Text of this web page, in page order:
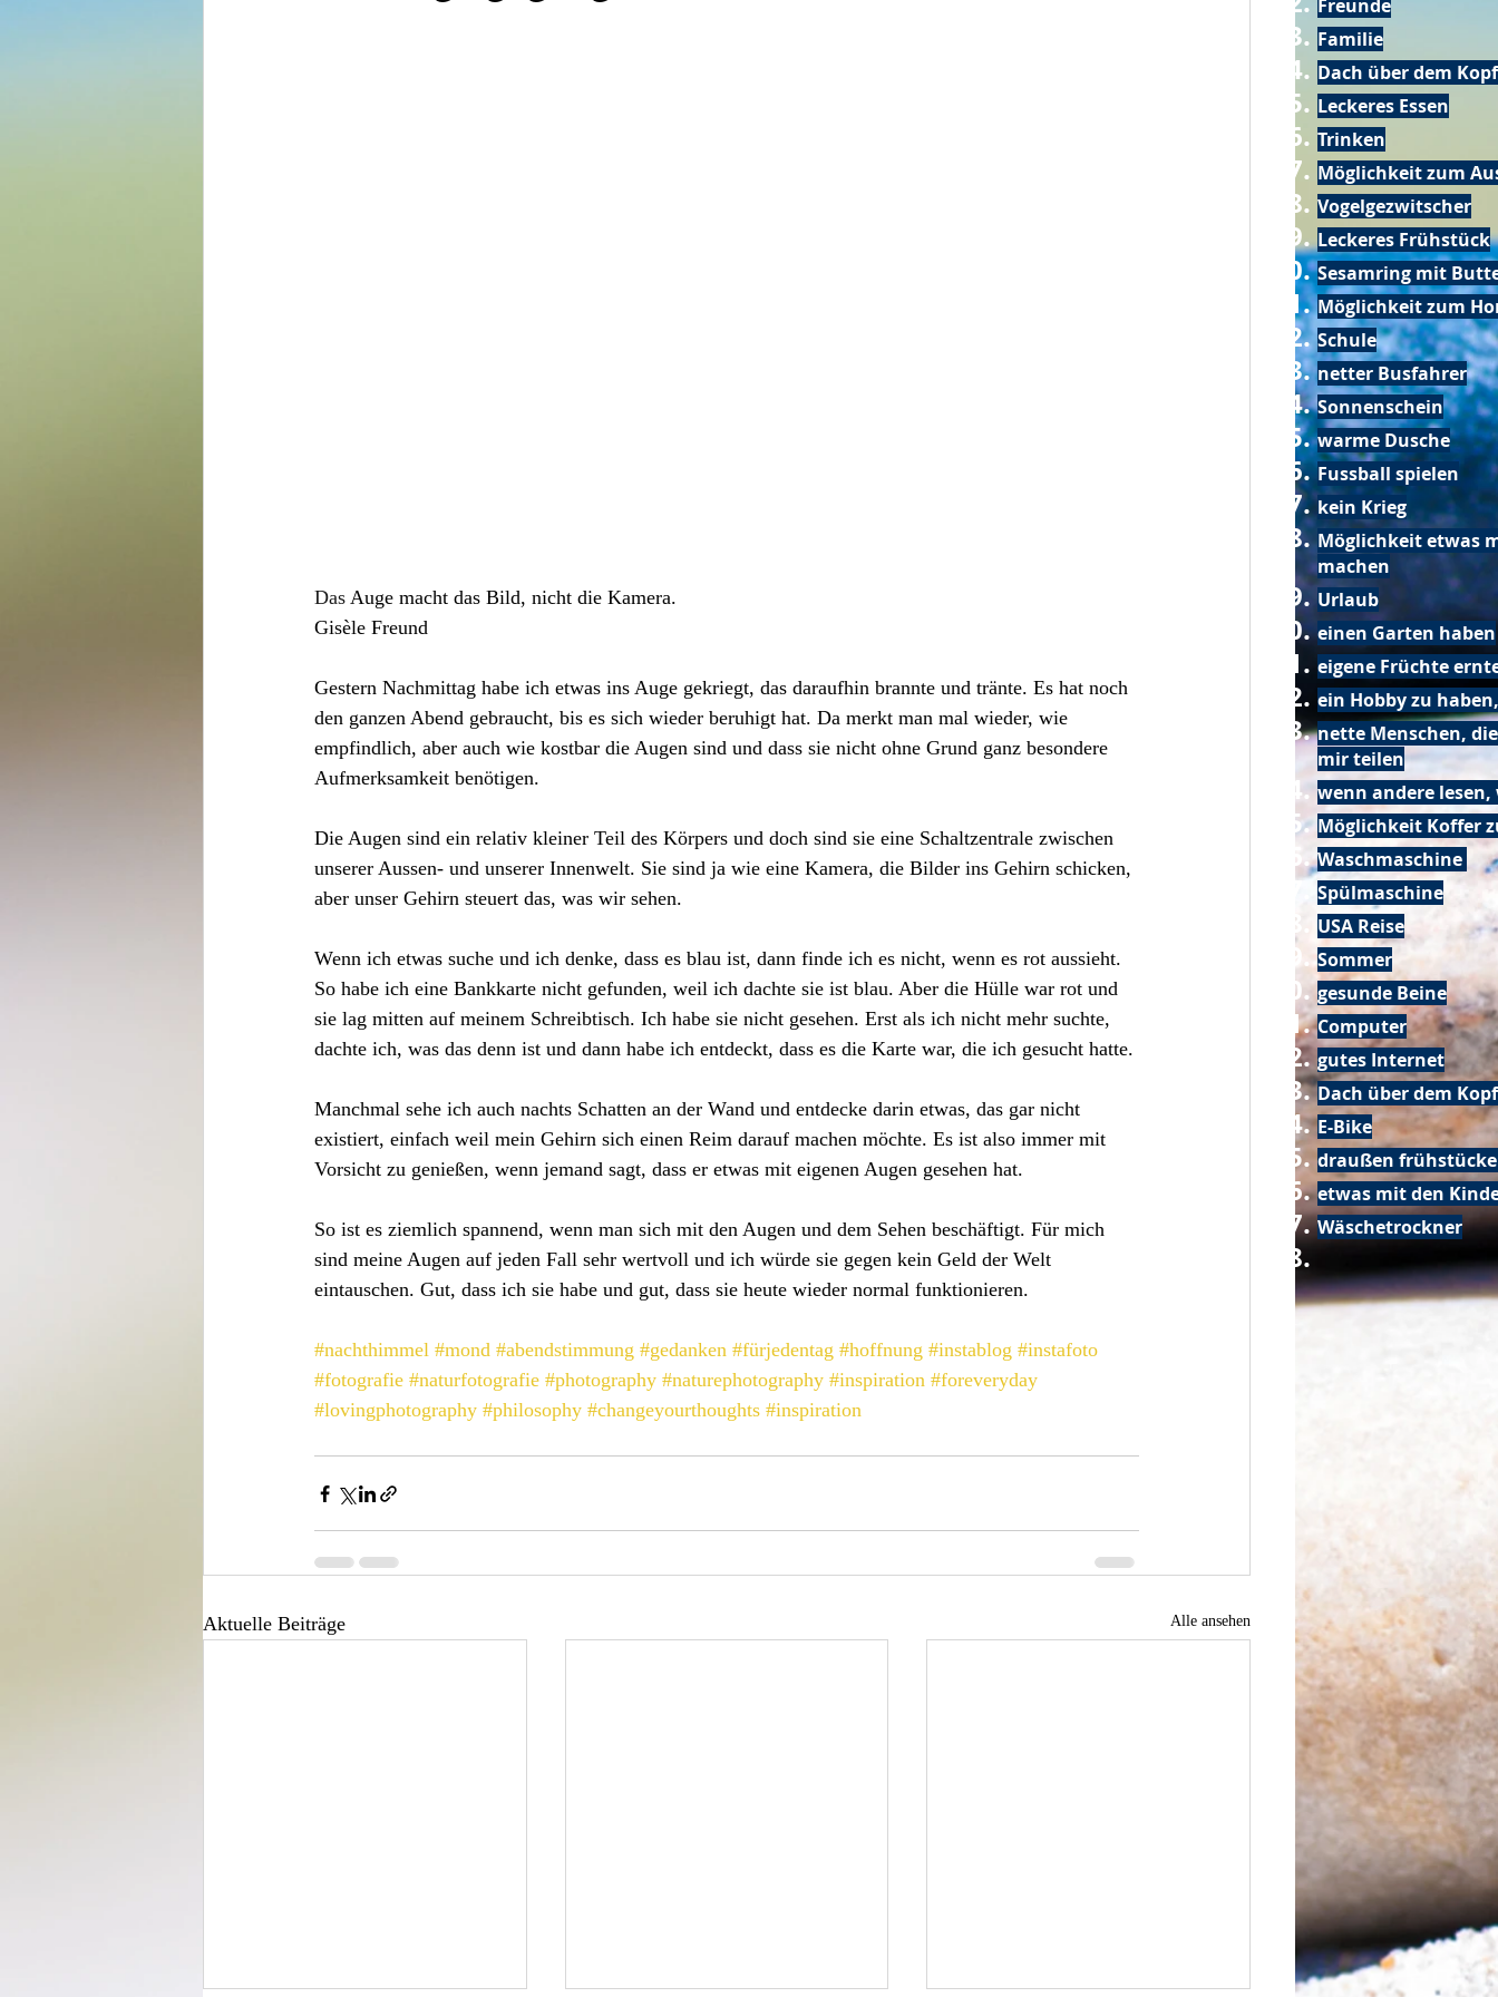
Das Auge macht das Bild, nicht die Kamera.
Gisèle Freund
Gestern Nachmittag habe ich etwas ins Auge gekriegt, das daraufhin brannte und tränte. Es hat noch
den ganzen Abend gebraucht, bis es sich wieder beruhigt hat. Da merkt man mal wieder, wie
empfindlich, aber auch wie kostbar die Augen sind und dass sie nicht ohne Grund ganz besondere
Aufmerksamkeit benötigen.
Die Augen sind ein relativ kleiner Teil des Körpers und doch sind sie eine Schaltzentrale zwischen
unserer Aussen- und unserer Innenwelt. Sie sind ja wie eine Kamera, die Bilder ins Gehirn schicken,
aber unser Gehirn steuert das, was wir sehen.
Wenn ich etwas suche und ich denke, dass es blau ist, dann finde ich es nicht, wenn es rot aussieht.
So habe ich eine Bankkarte nicht gefunden, weil ich dachte sie ist blau. Aber die Hülle war rot und
sie lag mitten auf meinem Schreibtisch. Ich habe sie nicht gesehen. Erst als ich nicht mehr suchte,
dachte ich, was das denn ist und dann habe ich entdeckt, dass es die Karte war, die ich gesucht hatte.
Manchmal sehe ich auch nachts Schatten an der Wand und entdecke darin etwas, das gar nicht
existiert, einfach weil mein Gehirn sich einen Reim darauf machen möchte. Es ist also immer mit
Vorsicht zu genießen, wenn jemand sagt, dass er etwas mit eigenen Augen gesehen hat.
So ist es ziemlich spannend, wenn man sich mit den Augen und dem Sehen beschäftigt. Für mich
sind meine Augen auf jeden Fall sehr wertvoll und ich würde sie gegen kein Geld der Welt
eintauschen. Gut, dass ich sie habe und gut, dass sie heute wieder normal funktionieren.
#nachthimmel #mond #abendstimmung #gedanken #fürjedentag #hoffnung #instablog #instafoto
#fotografie #naturfotografie #photography #naturephotography #inspiration #foreveryday
#lovingphotography #philosophy #changeyourthoughts #inspiration
Aktuelle Beiträge Alle ansehen
Freunde
Familie
Dach über dem Kopf
Leckeres Essen
Trinken
Möglichkeit zum
Vogelgezwitscher
Leckeres Frühstück
Sesamring mit
Möglichkeit zum
Schule
netter Busfahrer
Sonnenschein
warme Dusche
Fussball spielen
kein Krieg
Möglichkeit etwas
machen
Urlaub
einen Garten haben
eigene Früchte
ein Hobby zu
nette Menschen,
mir teilen
wenn andere lesen,
Möglichkeit Koffer
Waschmaschine
Spülmaschine
USA Reise
Sommer
gesunde Beine
Computer
gutes Internet
Dach über dem Kopf
E-Bike
draußen
etwas mit den
Wäschetrockner